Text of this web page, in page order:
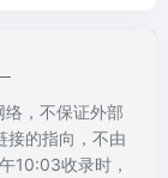
，不保证外部
接的指向，不由
10:03收录时，